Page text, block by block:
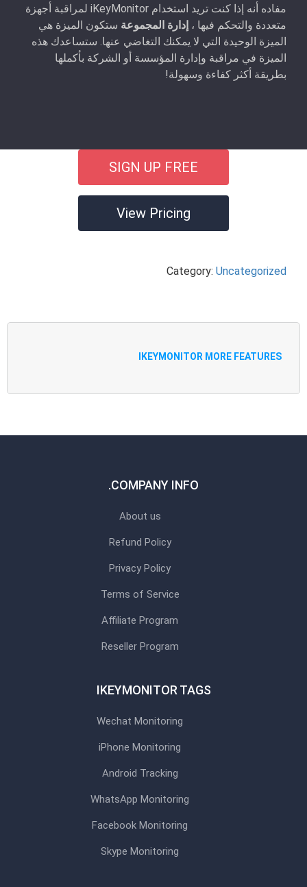
مفاده أنه إذا كنت تريد استخدام iKeyMonitor لمراقبة أجهزة
متعددة والتحكم فيها ، إدارة المجموعة ستكون الميزة هي
الميزة الوحيدة التي لا يمكنك التغاضي عنها. ستساعدك هذه
الميزة في مراقبة وإدارة المؤسسة أو الشركة بأكملها
بطريقة أكثر كفاءة وسهولة!
SIGN UP FREE
View Pricing
Category: Uncategorized
IKEYMONITOR MORE FEATURES
COMPANY INFO.
About us
Refund Policy
Privacy Policy
Terms of Service
Affiliate Program
Reseller Program
IKEYMONITOR TAGS
Wechat Monitoring
iPhone Monitoring
Android Tracking
WhatsApp Monitoring
Facebook Monitoring
Skype Monitoring